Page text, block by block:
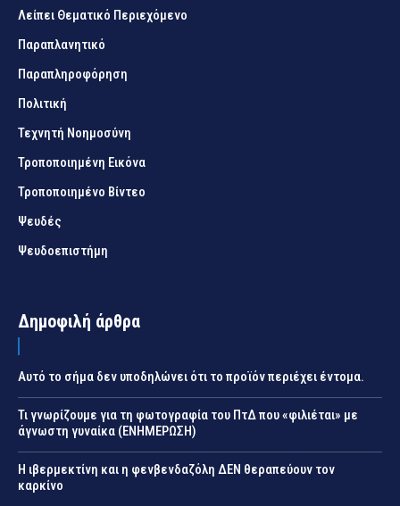
Λείπει Θεματικό Περιεχόμενο
Παραπλανητικό
Παραπληροφόρηση
Πολιτική
Τεχνητή Νοημοσύνη
Τροποποιημένη Εικόνα
Τροποποιημένο Βίντεο
Ψευδές
Ψευδοεπιστήμη
Δημοφιλή άρθρα
Αυτό το σήμα δεν υποδηλώνει ότι το προϊόν περιέχει έντομα.
Τι γνωρίζουμε για τη φωτογραφία του ΠτΔ που «φιλιέται» με
άγνωστη γυναίκα (ΕΝΗΜΕΡΩΣΗ)
Η ιβερμεκτίνη και η φενβενδαζόλη ΔΕΝ θεραπεύουν τον
καρκίνο